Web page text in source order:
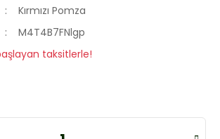
Kırmızı Pomza
M4T4B7FNlgp
taksitlerle!